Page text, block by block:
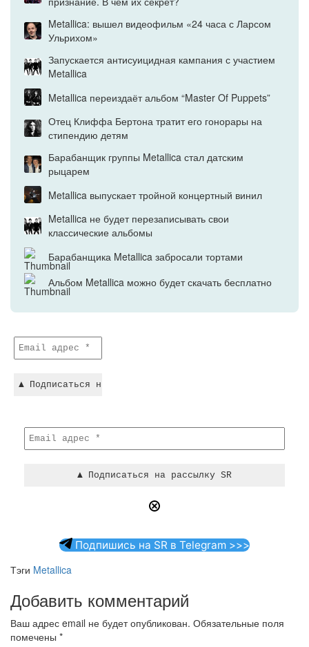
Metallica: вышел видеофильм «24 часа с Ларсом
Ульрихом»
Запускается антисуицидная кампания с участием
Metallica
Metallica переиздаёт альбом “Master Of Puppets”
Отец Клиффа Бертона тратит его гонорары на
стипендию детям
Барабанщик группы Metallica стал датским
рыцарем
Metallica выпускает тройной концертный винил
Metallica не будет перезаписывать свои
классические альбомы
Барабанщика Metallica забросали тортами
Альбом Metallica можно будет скачать бесплатно
Подпишись на SR в Telegram >>>
Тэги Metallica
Добавить комментарий
Ваш адрес email не будет опубликован. Обязательные поля
помечены *